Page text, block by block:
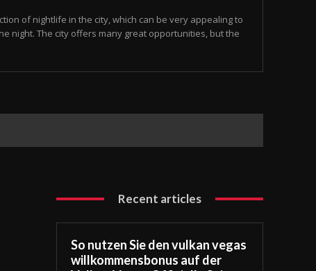
of nightlife in the city, which can be very appealing to
night. The city offers many great opportunities, but the
Recent articles
So nutzen Sie den vulkan vegas
willkommensbonus auf der